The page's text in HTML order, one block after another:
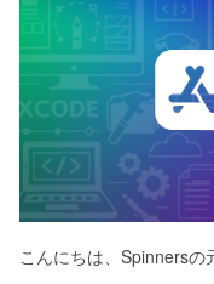
こんにちは、Spinnersの